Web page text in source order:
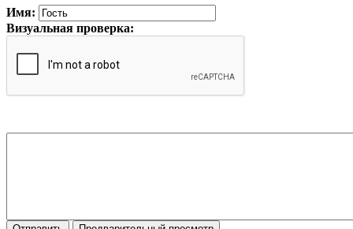
Имя:
Визуальная проверка: